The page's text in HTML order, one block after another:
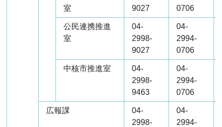
室
9027
0706
公民連携推進
室
04-
2998-
9027
04-
2994-
0706
中核市推進室
04-
2998-
9463
04-
2994-
0706
広報課
04-
2998-
04-
2994-